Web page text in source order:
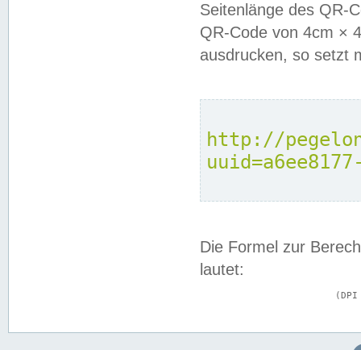
Seitenlänge des QR-
QR-Code von 4cm ×
ausdrucken, so setzt
http://
Die Formel zur
lautet: